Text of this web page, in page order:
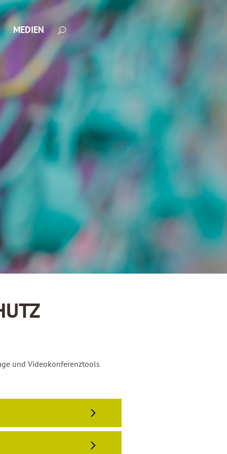
MEDIEN
und Videokonferenztools